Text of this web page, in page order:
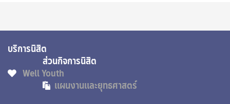
บริการนิสิต
ส่วนกิจการนิสิต
Well Youth
แผนงานและยุทธศาสตร์